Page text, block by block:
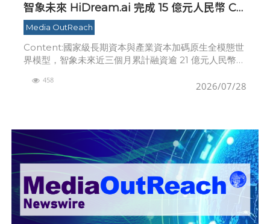
智象未來 HiDream.ai 完成 15 億元人民幣 C
輪融資
Media OutReach
Content:國家級長期資本與產業資本加碼原生全模態世
界模型，智象未來近三個月累計融資逾 21 億元人民幣，
OutReach Newswire
2026/07/28
458